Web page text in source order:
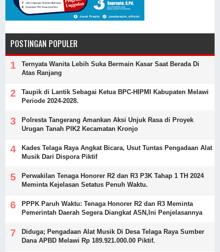
POSTINGAN POPULER
Ternyata Wanita Lebih Suka Bermain Kasar Saat Berada Di
Atas Ranjang
Taupik di Lantik Sebagai Ketua BPC-HIPMI Kabupaten Melawi
Periode 2024-2028.
Polresta Tangerang Amankan Aksi Unjuk Rasa di Proyek
Urugan Tanah PIK2 Kecamatan Kronjo
Kades Telaga Raya Angkat Bicara, Usut Tuntas Pengadaan Alat
Musik Dari Dispora Piktif
Perwakilan Tenaga Honorer R2 dan R3 P3K Tahap 1 TH 2024
Meminta Kejelasan Setatus Penuh Waktu.
PPPK Paruh Waktu: Tenaga Honorer R2 dan R3 Meminta
Pemerintah Daerah Segera Diangkat ASN,Ini Penjelasannya
Diduga; Pengadaan Alat Musik Di Desa Telaga Raya Sumber
Dana APBD Melawi Rp 189.921.000.00 Piktif.